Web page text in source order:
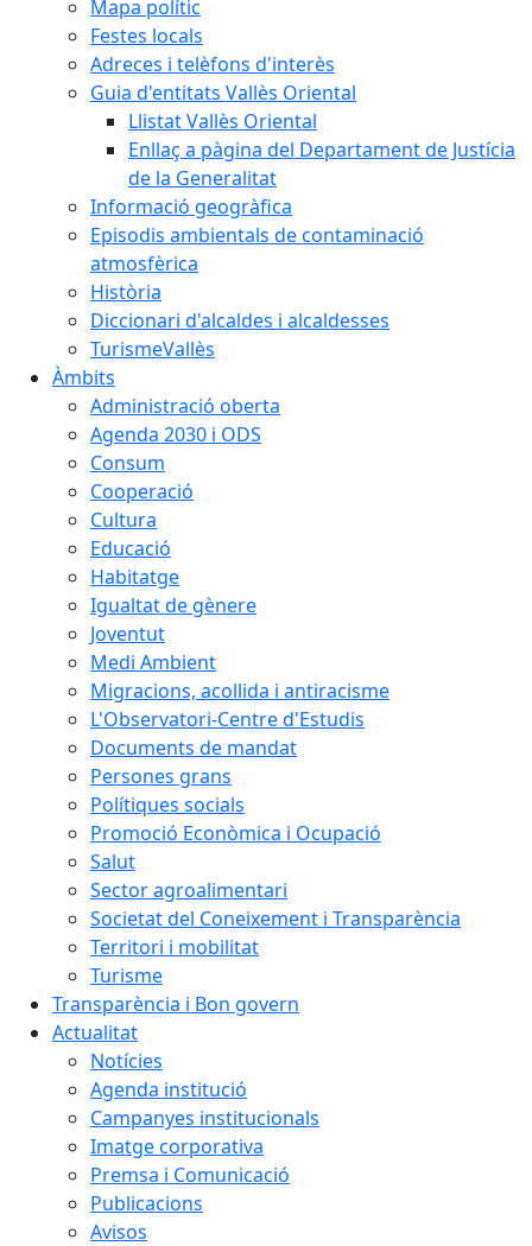
Mapa polític
Festes locals
Adreces i telèfons d'interès
Guia d'entitats Vallès Oriental
Llistat Vallès Oriental
Enllaç a pàgina del Departament de Justícia
de la Generalitat
Informació geogràfica
Episodis ambientals de contaminació
atmosfèrica
Història
Diccionari d'alcaldes i alcaldesses
TurismeVallès
Àmbits
Administració oberta
Agenda 2030 i ODS
Consum
Cooperació
Cultura
Educació
Habitatge
Igualtat de gènere
Joventut
Medi Ambient
Migracions, acollida i antiracisme
L'Observatori-Centre d'Estudis
Documents de mandat
Persones grans
Polítiques socials
Promoció Econòmica i Ocupació
Salut
Sector agroalimentari
Societat del Coneixement i Transparència
Territori i mobilitat
Turisme
Transparència i Bon govern
Actualitat
Notícies
Agenda institució
Campanyes institucionals
Imatge corporativa
Premsa i Comunicació
Publicacions
Avisos